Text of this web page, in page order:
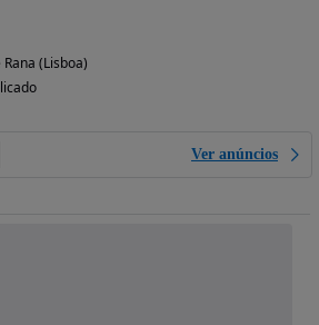
(Lisboa)
Ver anúncios